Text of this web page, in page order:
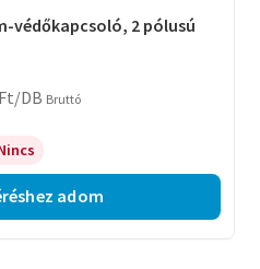
védőkapcsoló, 2 pólusú
Ft/DB Bruttó
adom